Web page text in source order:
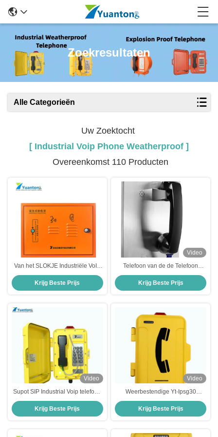
Zoekresultaten
Alle Categorieën
Uw Zoektocht
[ Industrial Voip Phone Weatherproof ]
Overeenkomst 110 Producten
Van het SLOKJE Industriële VoIP
van de vochtigheids Bestand
Tunnel de Telefoon
Weerbestendige Telefoons
Krijg Beste Prijs
Video
Telefoon van de de Telefoon
Weerbestendige IP68 Hotline van
antivandaal de Industriële VOIP
Krijg Beste Prijs
Video
Supot SIP Industrial Voip telefoon
snel aanzetten
Krijg Beste Prijs
Video
Weerbestendige Yt-Ipsg30
Industrial Voip Phone Protective
Front Cover voorzien
Krijg Beste Prijs